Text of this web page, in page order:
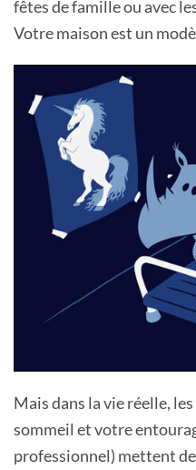
fêtes de famille ou avec
Votre maison est un
Mais dans la vie réelle,
sommeil et votre
professionnel) mettent